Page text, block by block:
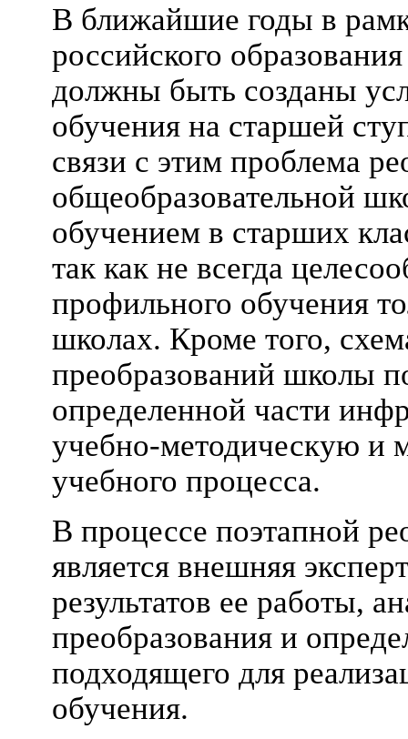
В ближайшие годы в
российского
должны быть созданы
обучения на старшей
связи с этим проблема
общеобразовательной
обучением в старших
так как не всегда
профильного обучения
школах. Кроме того,
преобразований школы
определенной части
учебно-методическую и
учебного процесса.
В процессе поэтапной
является внешняя
результатов ее работы,
преобразования и
подходящего для
обучения.